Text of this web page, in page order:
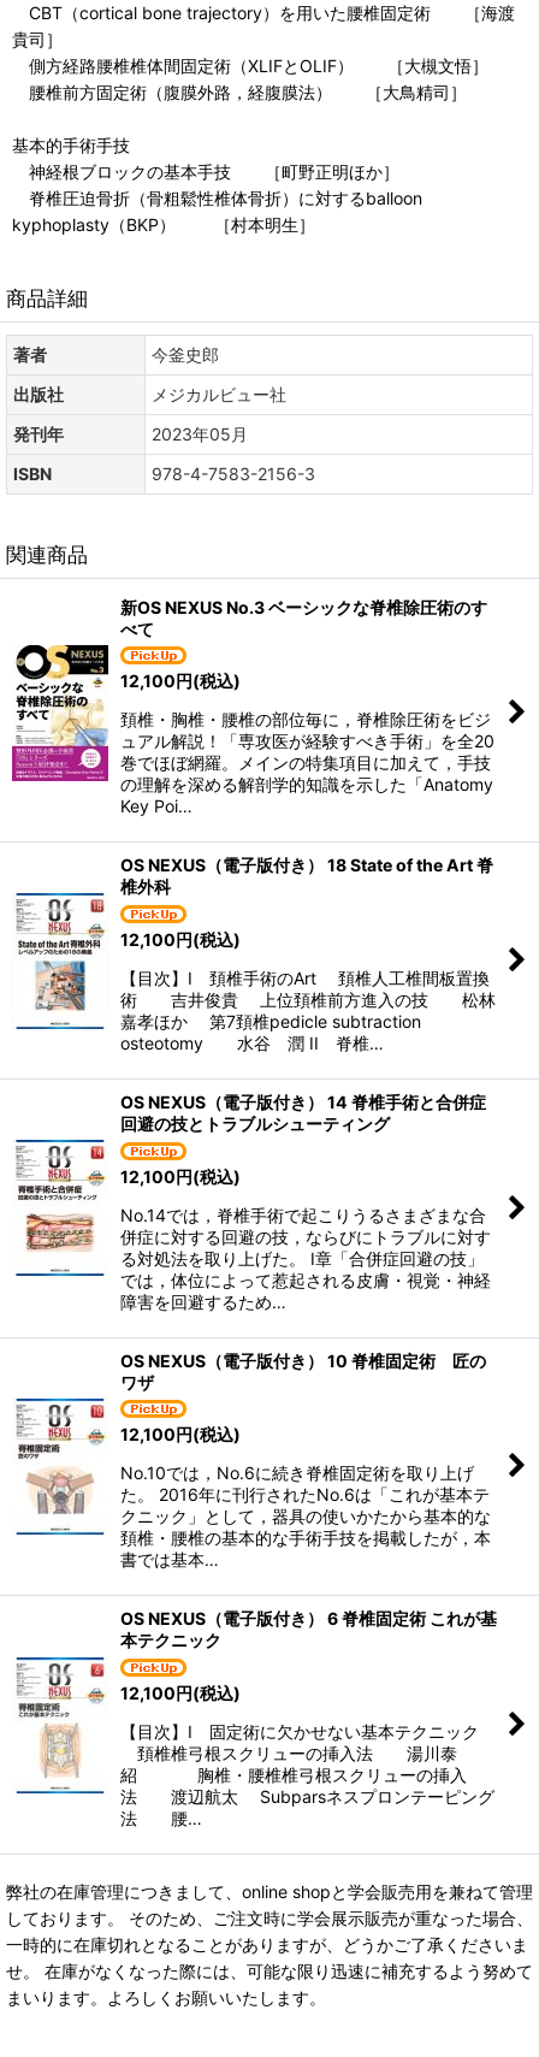
CBT（cortical bone trajectory）を用いた腰椎固定術 ［海渡
貴司］
側方経路腰椎椎体間固定術（XLIFとOLIF） ［大槻文悟］
腰椎前方固定術（腹膜外路，経腹膜法） ［大鳥精司］
基本的手術手技
神経根ブロックの基本手技 ［町野正明ほか］
脊椎圧迫骨折（骨粗鬆性椎体骨折）に対するballoon
kyphoplasty（BKP） ［村本明生］
商品詳細
著者
今釜史郎
出版社
メジカルビュー社
発刊年
2023年05月
ISBN
978-4-7583-2156-3
関連商品
新OS NEXUS No.3 ベーシックな脊椎除圧術のす
べて
12,100円(税込)
頚椎・胸椎・腰椎の部位毎に，脊椎除圧術をビジ
ュアル解説！「専攻医が経験すべき手術」を全20
巻でほぼ網羅。メインの特集項目に加えて，手技
の理解を深める解剖学的知識を示した「Anatomy
Key Poi…
OS NEXUS（電子版付き） 18 State of the Art 脊
椎外科
12,100円(税込)
【目次】I 頚椎手術のArt 頚椎人工椎間板置換
術 吉井俊貴 上位頚椎前方進入の技 松林
嘉孝ほか 第7頚椎pedicle subtraction
osteotomy 水谷 潤 II 脊椎…
OS NEXUS（電子版付き） 14 脊椎手術と合併症
回避の技とトラブルシューティング
12,100円(税込)
No.14では，脊椎手術で起こりうるさまざまな合
併症に対する回避の技，ならびにトラブルに対す
る対処法を取り上げた。 I章「合併症回避の技」
では，体位によって惹起される皮膚・視覚・神経
障害を回避するため…
OS NEXUS（電子版付き） 10 脊椎固定術 匠の
ワザ
12,100円(税込)
No.10では，No.6に続き脊椎固定術を取り上げ
た。 2016年に刊行されたNo.6は「これが基本テ
クニック」として，器具の使いかたから基本的な
頚椎・腰椎の基本的な手術手技を掲載したが，本
書では基本…
OS NEXUS（電子版付き） 6 脊椎固定術 これが基
本テクニック
12,100円(税込)
【目次】I 固定術に欠かせない基本テクニック
頚椎椎弓根スクリューの挿入法 湯川泰
紹 胸椎・腰椎椎弓根スクリューの挿入
法 渡辺航太 Subparsネスプロンテーピング
法 腰…
弊社の在庫管理につきまして、online shopと学会販売用を兼ねて管理
しております。 そのため、ご注文時に学会展示販売が重なった場合、
一時的に在庫切れとなることがありますが、どうかご了承くださいま
せ。 在庫がなくなった際には、可能な限り迅速に補充するよう努めて
まいります。よろしくお願いいたします。